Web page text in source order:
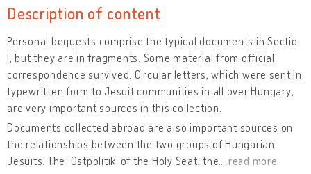
Description of content
Personal bequests comprise the typical documents in Sectio
I, but they are in fragments. Some material from official
correspondence survived. Circular letters, which were sent in
typewritten form to Jesuit communities in all over Hungary,
are very important sources in this collection.
Documents collected abroad are also important sources on
the relationships between the two groups of Hungarian
Jesuits. The ‘Ostpolitik’ of the Holy Seat, the
read more